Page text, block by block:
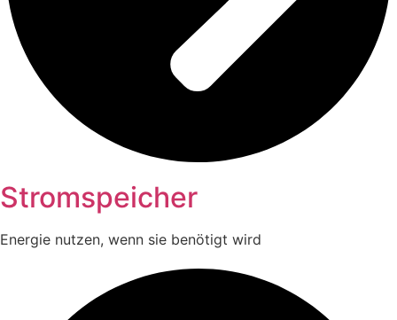
Stromspeicher
Energie nutzen, wenn sie benötigt wird